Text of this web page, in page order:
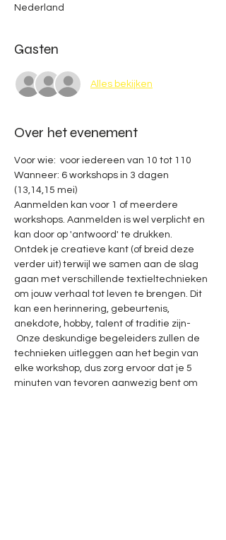
Nederland
Gasten
Alles bekijken
Over het evenement
Voor wie:  voor iedereen van 10 tot 110
Wanneer: 6 workshops in 3 dagen
(13,14,15 mei)
Aanmelden kan voor 1 of meerdere
workshops. Aanmelden is wel verplicht en
kan door op 'antwoord' te drukken.
Ontdek je creatieve kant (of breid deze
verder uit) terwijl we samen aan de slag
gaan met verschillende textieltechnieken
om jouw verhaal tot leven te brengen. Dit
kan een herinnering, gebeurtenis,
anekdote, hobby, talent of traditie zijn-
Onze deskundige begeleiders zullen de
technieken uitleggen aan het begin van
elke workshop, dus zorg ervoor dat je 5
minuten van tevoren aanwezig bent om